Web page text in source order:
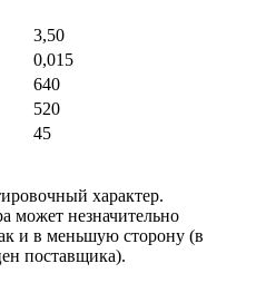
3,50
0,015
640
520
45
характер.
может незначительно
и в меньшую сторону (в
поставщика).